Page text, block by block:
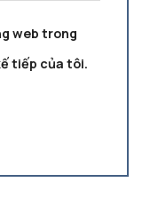
web trong
tiếp của tôi.